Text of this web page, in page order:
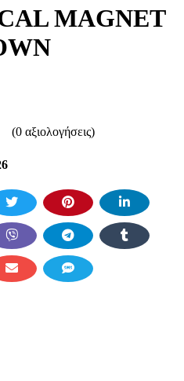
MAGNET
(0 αξιολογήσεις)